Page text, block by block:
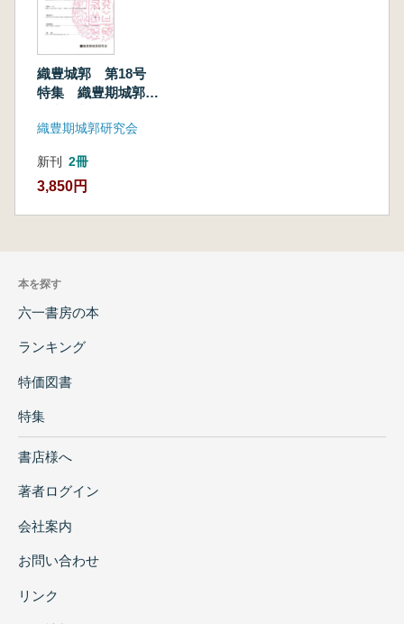
織豊城郭 第18号
特集 織豊期城郭瓦
織豊期城郭研究会
新刊 2冊
3,850円
本を探す
六一書房の本
ランキング
特価図書
特集
書店様へ
著者ログイン
会社案内
お問い合わせ
リンク